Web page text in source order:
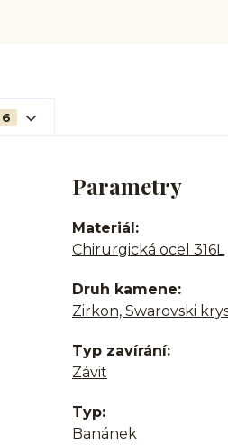
6
Parametry
Materiál
Chirurgická ocel 316L
Druh kamene
Zirkon, Swarovski
Typ zavírání
Závit
Typ
Banánek